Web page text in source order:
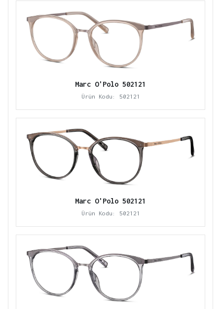
Marc O'Polo 502121
Ürün Kodu: 502121
Marc O'Polo 502121
Ürün Kodu: 502121